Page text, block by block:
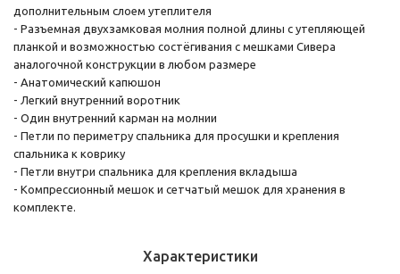
дополнительным слоем утеплителя
- Разъемная двухзамковая молния полной длины с утепляющей
планкой и возможностью состёгивания с мешками Сивера
аналогочной конструкции в любом размере
- Анатомический капюшон
- Легкий внутренний воротник
- Один внутренний карман на молнии
- Петли по периметру спальника для просушки и крепления
спальника к коврику
- Петли внутри спальника для крепления вкладыша
- Компрессионный мешок и сетчатый мешок для хранения в
комплекте.
Характеристики